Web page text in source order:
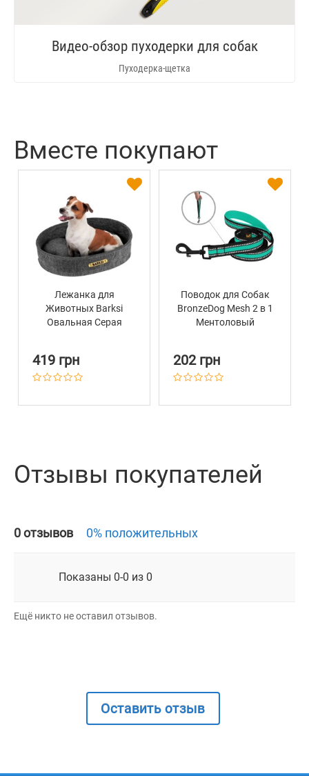
Видео-обзор пуходерки для собак
Пуходерка-щетка
Вместе покупают
Лежанка для
Животных Barksi
Овальная Серая
419 грн
Поводок для Собак
BronzeDog Mesh 2 в 1
Ментоловый
202 грн
Отзывы покупателей
0 отзывов 0% положительных
Показаны 0-0 из 0
Ещё никто не оставил отзывов.
Оставить отзыв